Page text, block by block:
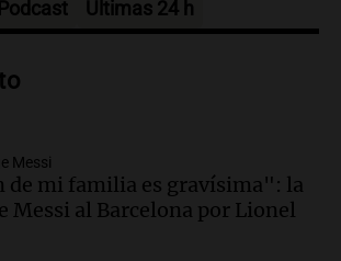
accidente en Mendoza:
desde un puente
en Mendoza: un muerto
tras caer dos autos desde
Podcast Últimas 24 h
Messi
de mi familia es gravísima": la
Messi al Barcelona por Lionel